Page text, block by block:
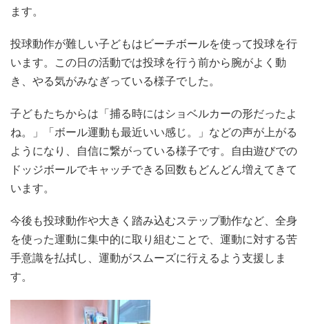
ます。
投球動作が難しい子どもはビーチボールを使って投球を行
います。この日の活動では投球を行う前から腕がよく動
き、やる気がみなぎっている様子でした。
子どもたちからは「捕る時にはショベルカーの形だったよ
ね。」「ボール運動も最近いい感じ。」などの声が上がる
ようになり、自信に繋がっている様子です。自由遊びでの
ドッジボールでキャッチできる回数もどんどん増えてきて
います。
今後も投球動作や大きく踏み込むステップ動作など、全身
を使った運動に集中的に取り組むことで、運動に対する苦
手意識を払拭し、運動がスムーズに行えるよう支援しま
す。